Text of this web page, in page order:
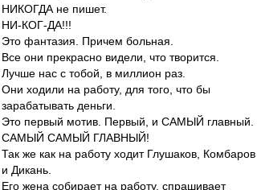
НИКОГДА не пишет.
НИ-КОГ-ДА!!!
Это фантазия. Причем больная.
Все они прекрасно видели, что творится.
Лучше нас с тобой, в миллион раз.
Они ходили на работу, для того, что бы
зарабатывать деньги.
Это первый мотив. Первый, и САМЫЙ главный.
САМЫЙ САМЫЙ ГЛАВНЫЙ!
Так же как на работу ходит Глушаков, Комбаров
и Дикань.
Его жена собирает на работу, спрашивает